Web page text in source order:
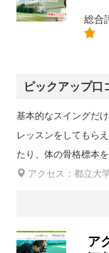
総合
ピックアップ口
基本的なスイングだ
レッスンをしてもら
たり、体の骨格標本
アクセス：都立大
ア